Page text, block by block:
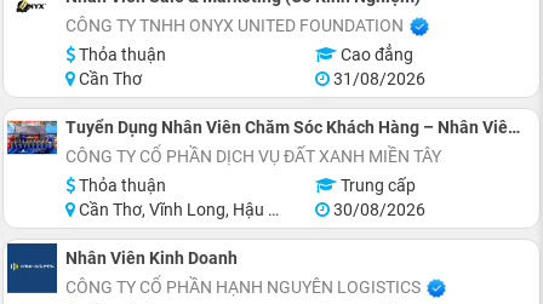
CÔNG TY TNHH ONYX UNITED FOUNDATION
Thỏa thuận
Cao đẳng
Cần Thơ
31/08/2026
Tuyển Dụng Nhân Viên Chăm Sóc Khách Hàng – Nhân Viên Văn Phòng
CÔNG TY CỔ PHẦN DỊCH VỤ ĐẤT XANH MIỀN TÂY
Thỏa thuận
Trung cấp
Cần Thơ, Vĩnh Long, Hậu Giang
30/08/2026
Nhân Viên Kinh Doanh
CÔNG TY CỔ PHẦN HẠNH NGUYÊN LOGISTICS